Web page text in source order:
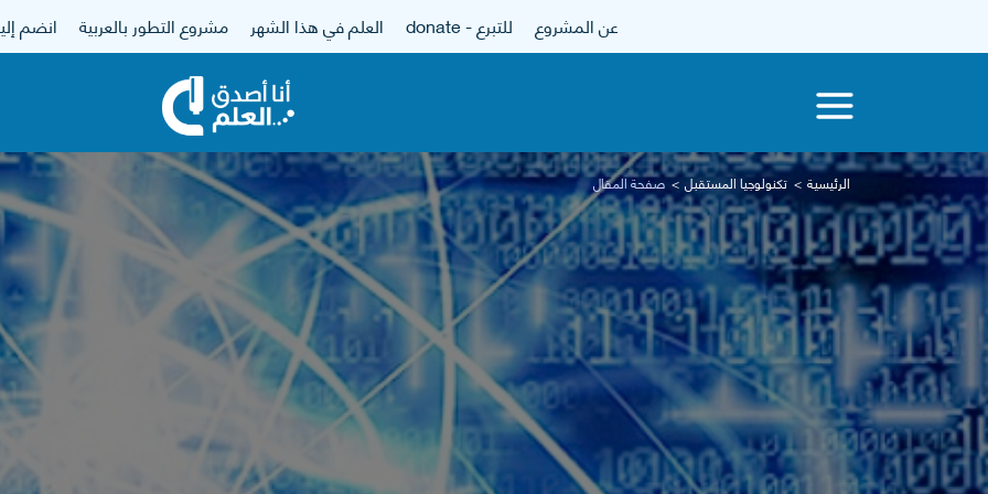
عن المشروع للتبرع - donate العلم في هذا الشهر مشروع التطور بالعربية انضم
الرئيسية تكنولوجيا المستقبل صفحة المقال